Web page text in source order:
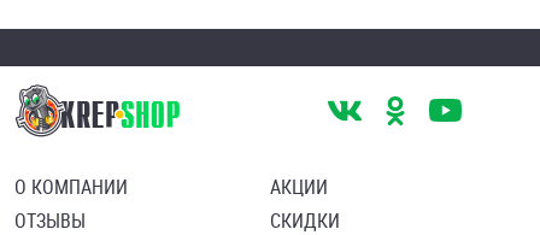
О КОМПАНИИ
ОТЗЫВЫ
АКЦИИ
СКИДКИ